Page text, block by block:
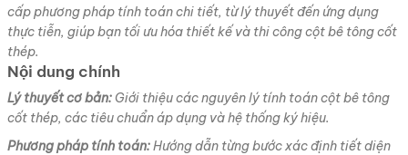
cấp phương pháp tính toán chi tiết, từ lý thuyết đến ứng dụng
thực tiễn, giúp bạn tối ưu hóa thiết kế và thi công cột bê tông cốt
thép.
Nội dung chính
Lý thuyết cơ bản: Giới thiệu các nguyên lý tính toán cột bê tông
cốt thép, các tiêu chuẩn áp dụng và hệ thống ký hiệu.
Phương pháp tính toán:Hướng dẫn từng bước xác định tiết diện